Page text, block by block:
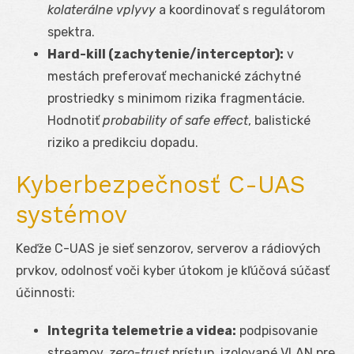
kolaterálne vplyvy a koordinovať s regulátorom
spektra.
Hard-kill (zachytenie/interceptor): v
mestách preferovať mechanické záchytné
prostriedky s minimom rizika fragmentácie.
Hodnotiťprobability of safe effect, balistické
riziko a predikciu dopadu.
Kyberbezpečnosť C-UAS
systémov
Keďže C-UAS je sieť senzorov, serverov a rádiových
prvkov, odolnosť voči kyber útokom je kľúčová súčasť
účinnosti:
Integrita telemetrie a videa: podpisovanie